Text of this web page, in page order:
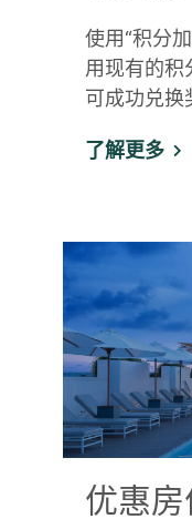
使用“积分
用现有的积
可成功兑换
了解更多
优惠